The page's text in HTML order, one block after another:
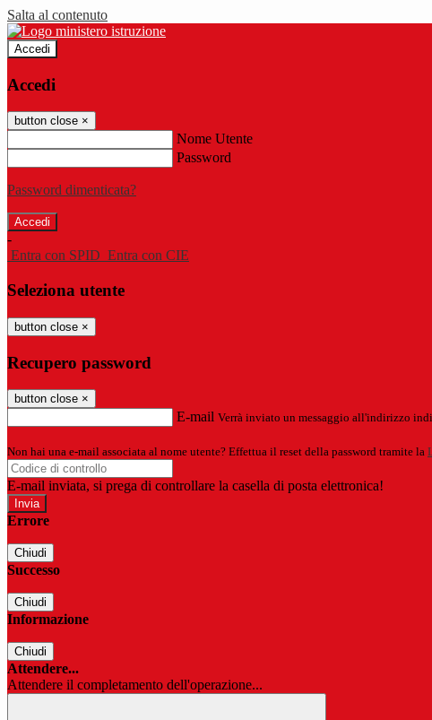
Salta al contenuto
Accedi
Accedi
button close ×
Nome Utente
Password
Password dimenticata?
-
Entra con SPID Entra con CIE
Seleziona utente
button close ×
Recupero password
button close ×
E-mail Verrà inviato un messaggio all'indirizzo
Non hai una e-mail associata al nome utente? Effettua il reset della password tramite la
E-mail inviata, si prega di controllare la casella di posta elettronica!
Errore
Chiudi
Successo
Chiudi
Informazione
Chiudi
Attendere...
Attendere il completamento dell'operazione...